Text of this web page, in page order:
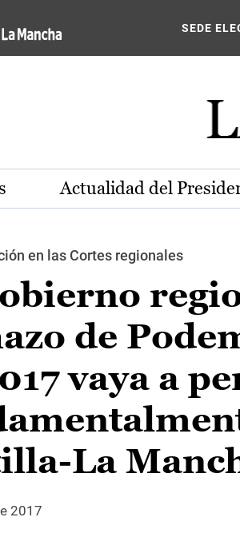
SEDE
Actualidad del
en las Cortes regionales
de
vaya a
La
2017